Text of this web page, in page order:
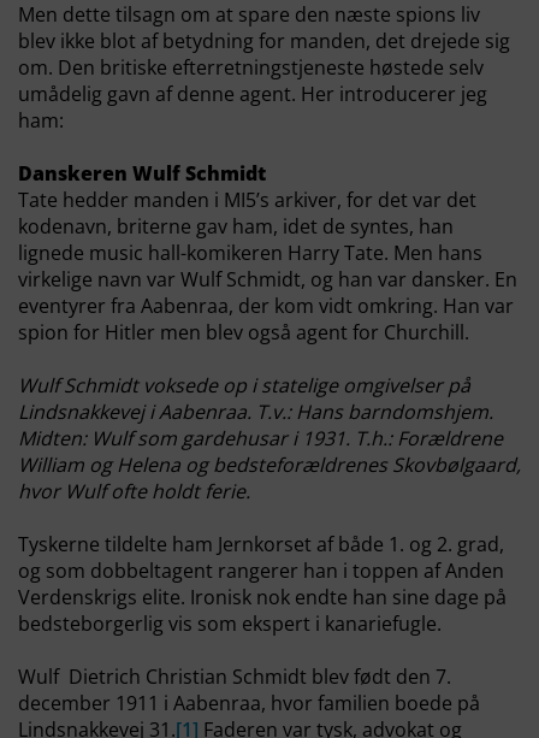
Men dette tilsagn om at spare den næste spions liv
blev ikke blot af betydning for manden, det drejede sig
om. Den britiske efterretningstjeneste høstede selv
umådelig gavn af denne agent. Her introducerer jeg
ham:
Danskeren Wulf Schmidt
Tate hedder manden i MI5’s arkiver, for det var det
kodenavn, briterne gav ham, idet de syntes, han
lignede music hall-komikeren Harry Tate. Men hans
virkelige navn var Wulf Schmidt, og han var dansker. En
eventyrer fra Aabenraa, der kom vidt omkring. Han var
spion for Hitler men blev også agent for Churchill.
Wulf Schmidt voksede op i statelige omgivelser på
Lindsnakkevej i Aabenraa. T.v.: Hans barndomshjem.
Midten: Wulf som gardehusar i 1931. T.h.: Forældrene
William og Helena og bedsteforældrenes Skovbølgaard,
hvor Wulf ofte holdt ferie.
Tyskerne tildelte ham Jernkorset af både 1. og 2. grad,
og som dobbeltagent rangerer han i toppen af Anden
Verdenskrigs elite. Ironisk nok endte han sine dage på
bedsteborgerlig vis som ekspert i kanariefugle.
Wulf Dietrich Christian Schmidt blev født den 7.
december 1911 i Aabenraa, hvor familien boede på
Lindsnakkevej 31.[1] Faderen var tysk, advokat og